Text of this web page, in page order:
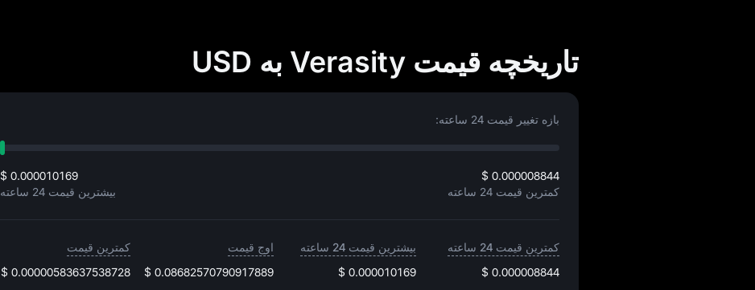
تاریخچه قیمت Verasity به USD
بازه تغییر قیمت 24 ساعته:
$ 0.000008844
کمترین قیمت 24 ساعته
$ 0.000010169
بیشترین قیمت 24 ساعته
کمترین قیمت 24 ساعته
$ 0.000008844
بیشترین قیمت 24 ساعته
$ 0.000010169
اوج قیمت
$ 0.08682570790917889
کمترین قیمت
$ 0.00000583637538728